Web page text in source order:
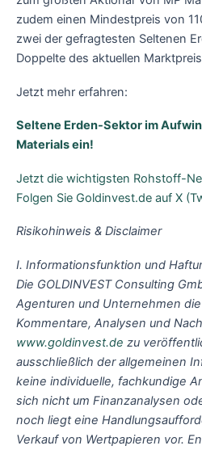
zudem einen Mindestpreis von
zwei der gefragtesten Seltenen
Doppelte des aktuellen
Jetzt mehr erfahren:
Seltene Erden-Sektor im
Materials ein!
Jetzt die wichtigsten Rohstoff-
Folgen Sie Goldinvest.de auf X
Risikohinweis & Disclaimer
I. Informationsfunktion und
Die GOLDINVEST Consulting
Agenturen und Unternehmen
Kommentare, Analysen und
www.goldinvest.de zu
ausschließlich der allgemeinen
keine individuelle, fachkundige
sich nicht um Finanzanalysen
noch liegt eine
Verkauf von Wertpapieren vor.